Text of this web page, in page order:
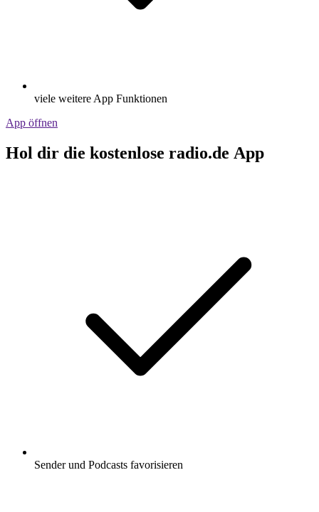
viele weitere App Funktionen
App öffnen
Hol dir die kostenlose radio.de App
Sender und Podcasts favorisieren